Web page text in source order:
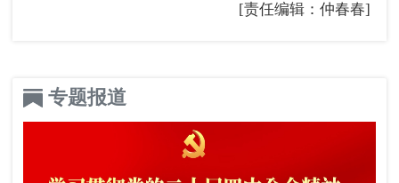
[责任编辑：仲春春]
专题报道